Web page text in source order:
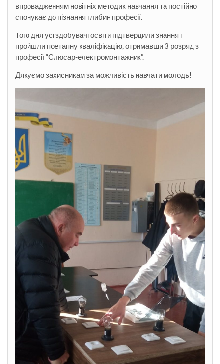
впровадженням новітніх методик навчання та постійно
спонукає до пізнання глибин професії.
Того дня усі здобувачі освіти підтвердили знання і
пройшли поетапну кваліфікацію, отримавши 3 розряд з
професії “Слюсар-електромонтажник”.
Дякуємо захисникам за можливість навчати молодь!